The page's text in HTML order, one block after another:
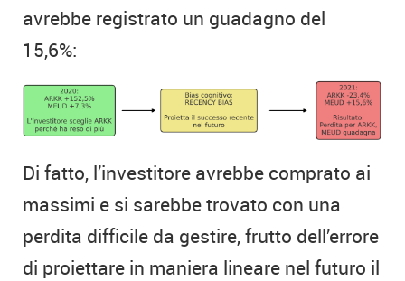
avrebbe registrato un guadagno del
15,6%:
Di fatto, l’investitore avrebbe comprato ai
massimi e si sarebbe trovato con una
perdita difficile da gestire, frutto dell’errore
di proiettare in maniera lineare nel futuro il